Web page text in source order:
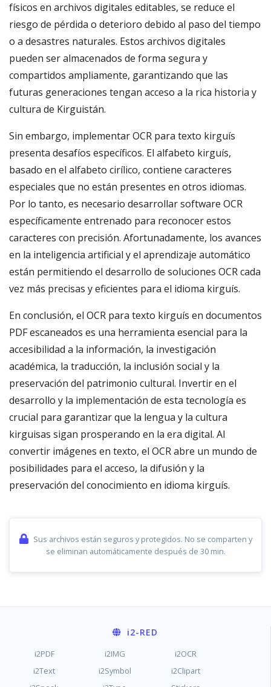
físicos en archivos digitales editables, se reduce el
riesgo de pérdida o deterioro debido al paso del tiempo
o a desastres naturales. Estos archivos digitales
pueden ser almacenados de forma segura y
compartidos ampliamente, garantizando que las
futuras generaciones tengan acceso a la rica historia y
cultura de Kirguistán.
Sin embargo, implementar OCR para texto kirguís
presenta desafíos específicos. El alfabeto kirguís,
basado en el alfabeto cirílico, contiene caracteres
especiales que no están presentes en otros idiomas.
Por lo tanto, es necesario desarrollar software OCR
específicamente entrenado para reconocer estos
caracteres con precisión. Afortunadamente, los avances
en la inteligencia artificial y el aprendizaje automático
están permitiendo el desarrollo de soluciones OCR cada
vez más precisas y eficientes para el idioma kirguís.
En conclusión, el OCR para texto kirguís en documentos
PDF escaneados es una herramienta esencial para la
accesibilidad a la información, la investigación
académica, la traducción, la inclusión social y la
preservación del patrimonio cultural. Invertir en el
desarrollo y la implementación de esta tecnología es
crucial para garantizar que la lengua y la cultura
kirguisas sigan prosperando en la era digital. Al
convertir imágenes en texto, el OCR abre un mundo de
posibilidades para el acceso, la difusión y la
preservación del conocimiento en idioma kirguís.
Sus archivos están seguros y protegidos. No se comparten y
se eliminan automáticamente después de 30 min.
i2-RED
i2PDF i2IMG
i2OCR
i2Text
i2Symbol
i2Clipart